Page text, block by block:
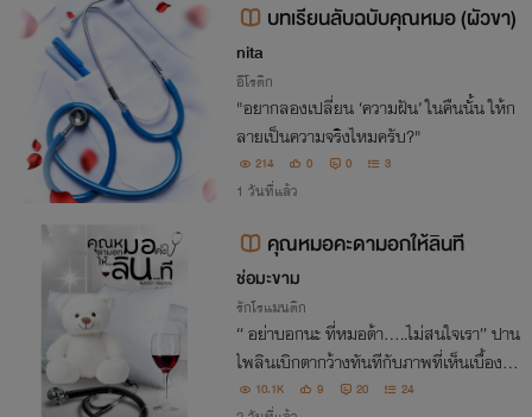
บทเรียนลับฉบับคุณหมอ (ผัวขา)
nita
อีโรติก
"อยากลองเปลี่ยน ‘ความฝัน’ ในคืนนั้น ให้ก
ลายเป็นความจริงไหมครับ?"
214 0 0 3
1 วันที่แล้ว
คุณหมอคะดามอกให้ลินที
ช่อมะขาม
รักโรแมนติก
“ อย่าบอกนะ ที่หมอต้า…..ไม่สนใจเรา” ปาน
ไพลินเบิกตากว้างทันทีกับภาพที่เห็นเบื้องห
น้า ภาพของคุณหมอหนุ่มทั้งสอง เปลือยท่อ
10.1K 9 20 24